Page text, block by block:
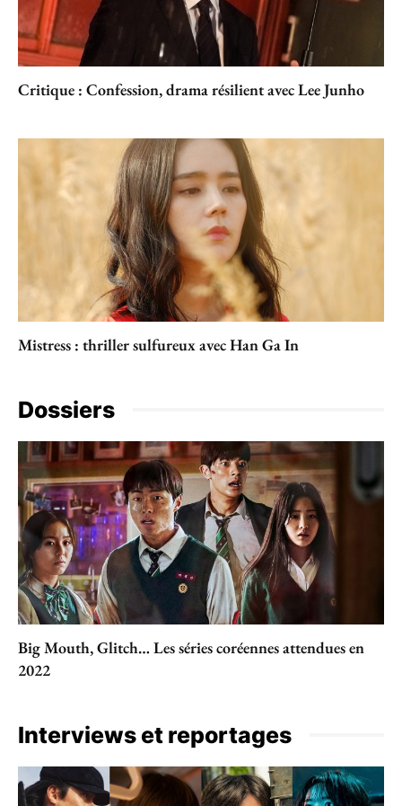
Critique : Confession, drama résilient avec Lee Junho
Mistress : thriller sulfureux avec Han Ga In
Dossiers
Big Mouth, Glitch… Les séries coréennes attendues en
2022
Interviews et reportages